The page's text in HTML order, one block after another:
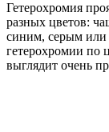
Гетерохромия
разных цветов:
синим, серым или
гетерохромии по
выглядит очень